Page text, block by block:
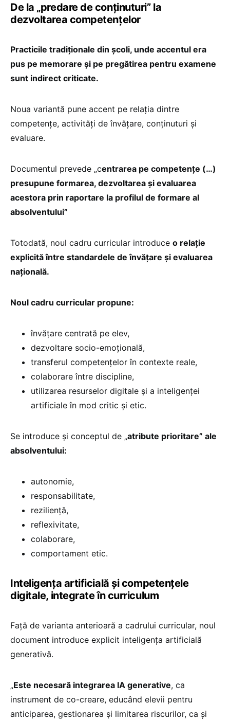
De la „predare de conținuturi” la
dezvoltarea competențelor
Practicile tradiționale din școli, unde accentul era
pus pe memorare și pe pregătirea pentru examene
sunt indirect criticate.
Noua variantă pune accent pe relația dintre
competențe, activități de învățare, conținuturi și
evaluare.
Documentul prevede „centrarea pe competențe (…)
presupune formarea, dezvoltarea și evaluarea
acestora prin raportare la profilul de formare al
absolventului”
Totodată, noul cadru curricular introduce o relație
explicită între standardele de învățare și evaluarea
națională.
Noul cadru curricular propune:
învățare centrată pe elev,
dezvoltare socio-emoțională,
transferul competențelor în contexte reale,
colaborare între discipline,
utilizarea resurselor digitale și a inteligenței
artificiale în mod critic și etic.
Se introduce și conceptul de „atribute prioritare” ale
absolventului:
autonomie,
responsabilitate,
reziliență,
reflexivitate,
colaborare,
comportament etic.
Inteligența artificială și competențele
digitale, integrate în curriculum
Față de varianta anterioară a cadrului curricular, noul
document introduce explicit inteligența artificială
generativă.
„Este necesară integrarea IA generative, ca
instrument de co-creare, educând elevii pentru
anticiparea, gestionarea și limitarea riscurilor, ca și